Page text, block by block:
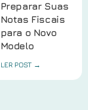
Preparar Suas
Notas Fiscais
para o Novo
Modelo
LER POST →